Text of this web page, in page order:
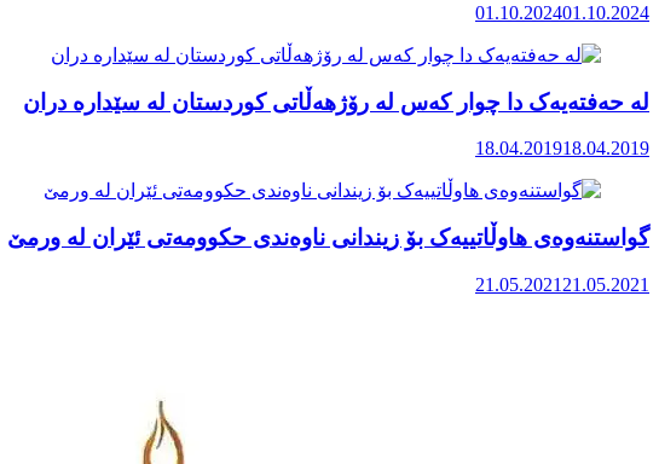
01.10.202401.10.2024
لە حەفتەیەک دا چوار کەس لە رۆژهەڵاتی کوردستان لە سێدارە دران
18.04.201918.04.2019
گواستنەوەی هاوڵاتییەک بۆ زیندانی ناوەندی حکوومەتی ئێران لە ورمێ
21.05.2021 21.05.2021